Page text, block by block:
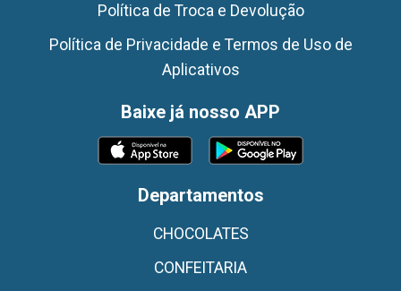
Política de Troca e Devolução
Política de Privacidade e Termos de Uso de
Aplicativos
Baixe já nosso APP
Departamentos
CHOCOLATES
CONFEITARIA